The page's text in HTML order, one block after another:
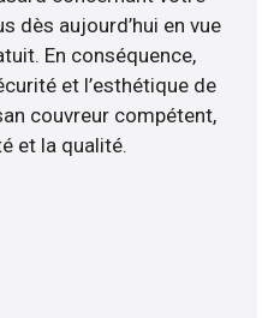
dès aujourd’hui en vue
En conséquence,
et l’esthétique de
couvreur compétent,
et la qualité.